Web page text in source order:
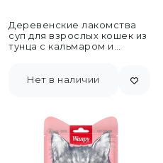
Деревенские лакомства
суп для взрослых кошек из
тунца с кальмаром и
Нет в наличии